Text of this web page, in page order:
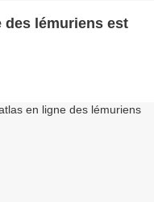
des lémuriens est